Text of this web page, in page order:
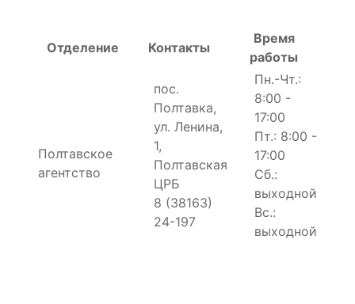
Отделение Контакты
Время
работы
Полтавское
агентство
пос.
Полтавка,
ул. Ленина,
1,
Полтавская
ЦРБ
8 (38163)
24-197
Пн.-Чт.:
8:00 -
17:00
Пт.: 8:00 -
17:00
Сб.:
выходной
Вс.:
выходной